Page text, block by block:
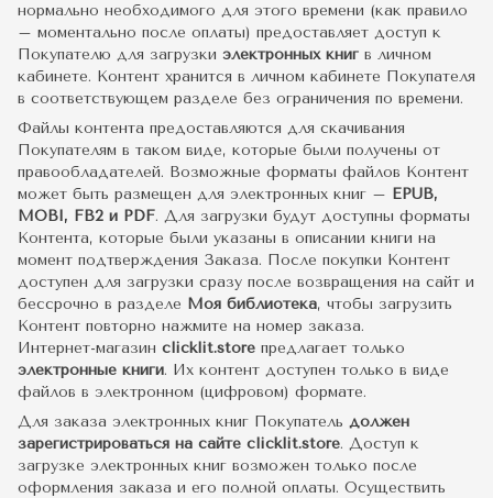
нормально необходимого для этого времени (как правило
– моментально после оплаты) предоставляет доступ к
Покупателю для загрузки электронных книг в личном
кабинете. Контент хранится в личном кабинете Покупателя
в соответствующем разделе без ограничения по времени.
Файлы контента предоставляются для скачивания
Покупателям в таком виде, которые были получены от
правообладателей. Возможные форматы файлов Контент
может быть размещен для электронных книг – EPUB,
MOBI, FB2 и PDF. Для загрузки будут доступны форматы
Контента, которые были указаны в описании книги на
момент подтверждения Заказа. После покупки Контент
доступен для загрузки сразу после возвращения на сайт и
бессрочно в разделе Моя библиотека, чтобы загрузить
Контент повторно нажмите на номер заказа.
Интернет-магазин clicklit.store предлагает только
электронные книги. Их контент доступен только в виде
файлов в электронном (цифровом) формате.
Для заказа электронных книг Покупатель должен
зарегистрироваться на сайте clicklit.store. Доступ к
загрузке электронных книг возможен только после
оформления заказа и его полной оплаты. Осуществить